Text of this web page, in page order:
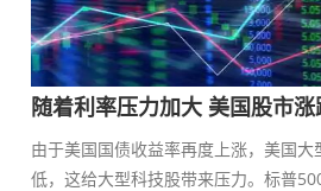
随着利率压力加大 美国股市
由于美国国债收益率再度上涨，美国
低，这给大型科技股带来压力。标普